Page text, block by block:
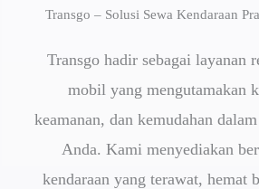
Transgo – Solusi Sewa Kendaraan
Transgo hadir sebagai layanan
mobil yang mengutamakan
keamanan, dan kemudahan
Anda. Kami menyediakan
kendaraan yang terawat, hemat